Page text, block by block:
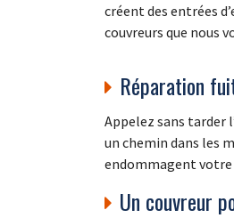
créent des entrées
couvreurs que nous
Réparation
Appelez sans tarder
un chemin dans les
endommagent
Un couvreur